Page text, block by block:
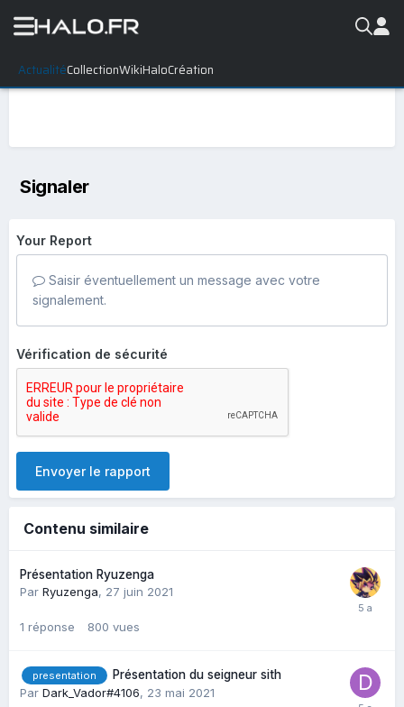
ActualitéCollectionWikiHaloCréation
Signaler
Your Report
Saisir éventuellement un message avec votre
signalement.
Vérification de sécurité
Envoyer le rapport
Contenu similaire
Présentation Ryuzenga
Par Ryuzenga, 27 juin 2021
1 réponse 800 vues
presentation
Présentation du seigneur sith
Par Dark_Vador#4106, 23 mai 2021